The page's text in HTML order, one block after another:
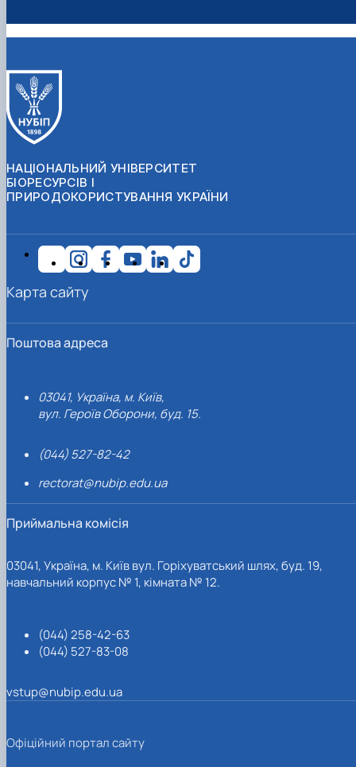
НАЦІОНАЛЬНИЙ УНІВЕРСИТЕТ
БІОРЕСУРСІВ І
ПРИРОДОКОРИСТУВАННЯ УКРАЇНИ
Поштова адреса
03041, Україна, м. Київ,
вул. Героїв Оборони, буд. 15.
(044) 527-82-42
rectorat@nubip.edu.ua
Приймальна комісія
03041, Україна, м. Київ вул. Горіхуватський шлях, буд. 19,
навчальний корпус № 1, кімната № 12.
(044) 258-42-63
(044) 527-83-08
vstup@nubip.edu.ua
Карта сайту
Офіційний портал сайту